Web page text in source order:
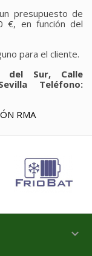
presupuesto de
€, en función del
para el cliente.
del Sur, Calle
Teléfono:
RMA
